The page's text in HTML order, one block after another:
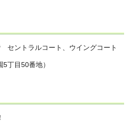
ントラルコート、ウイングコート
5丁目50番地）